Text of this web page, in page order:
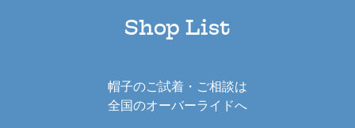
Shop List
帽子のご試着・ご相談は
全国のオーバーライドへ